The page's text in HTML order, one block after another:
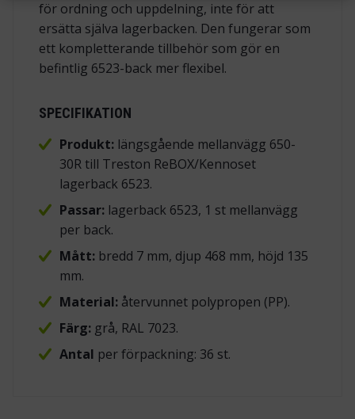
för ordning och uppdelning, inte för att
ersätta själva lagerbacken. Den fungerar som
ett kompletterande tillbehör som gör en
befintlig 6523-back mer flexibel.
SPECIFIKATION
Produkt:längsgående mellanvägg 650-
30R till Treston ReBOX/Kennoset
lagerback 6523.
Passar:lagerback 6523, 1 st mellanvägg
per back.
Mått:bredd 7 mm, djup 468 mm, höjd 135
mm.
Material:återvunnet polypropen (PP).
Färg:grå, RAL 7023.
Antal per förpackning: 36 st.